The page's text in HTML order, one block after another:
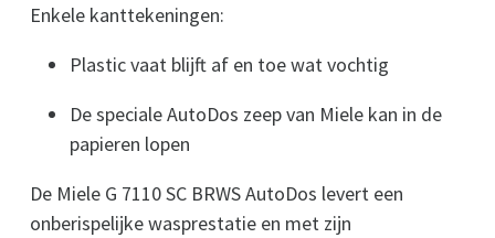
Enkele kanttekeningen:
Plastic vaat blijft af en toe wat vochtig
De speciale AutoDos zeep van Miele kan in de
papieren lopen
De Miele G 7110 SC BRWS AutoDos levert een
onberispelijke wasprestatie en met zijn